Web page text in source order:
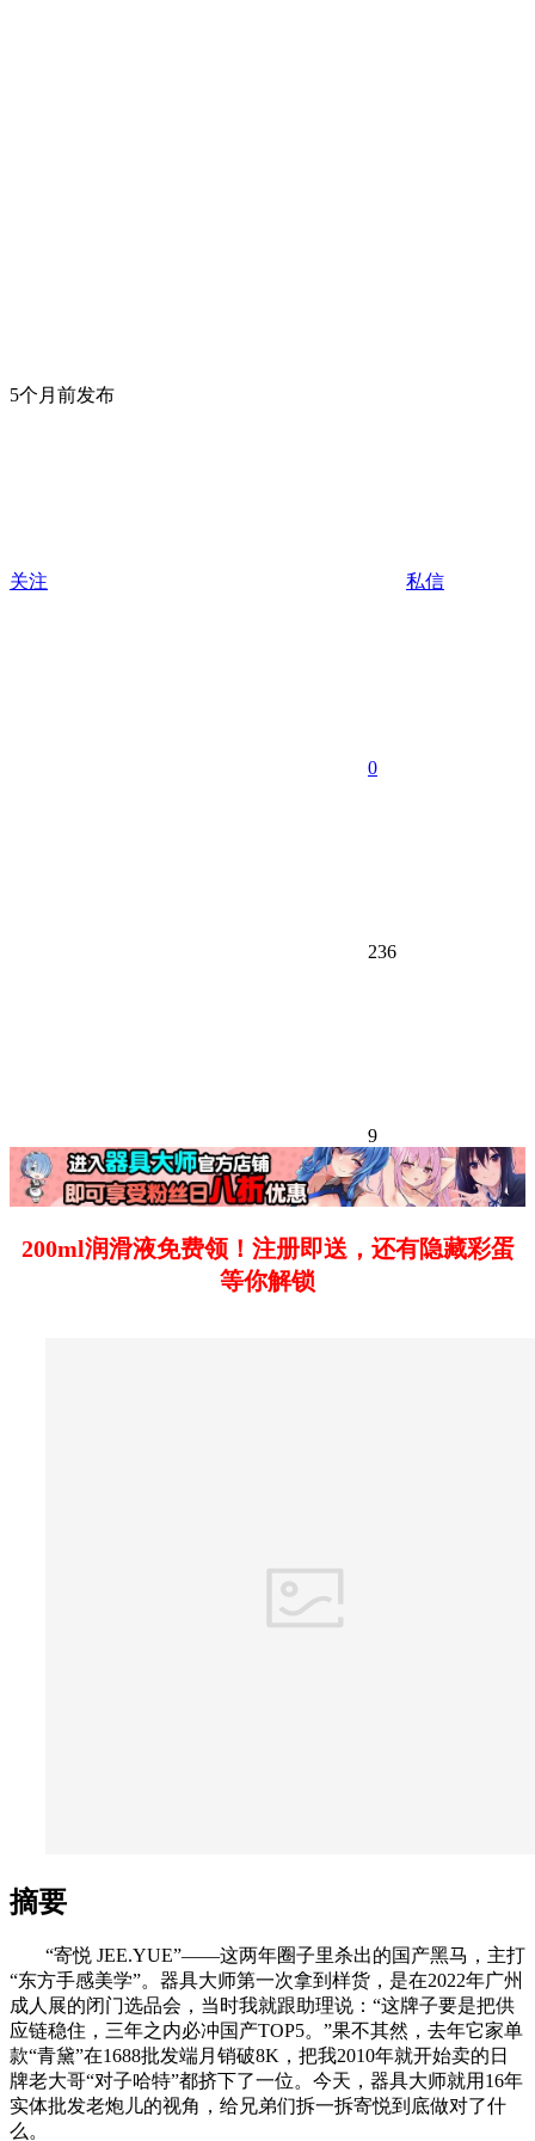
5个月前发布
关注 私信
0
236
9
200ml润滑液免费领！注册即送，还有隐藏彩蛋
等你解锁
摘要
“寄悦 JEE.YUE”——这两年圈子里杀出的国产黑马，主打
“东方手感美学”。器具大师第一次拿到样货，是在2022年广州
成人展的闭门选品会，当时我就跟助理说：“这牌子要是把供
应链稳住，三年之内必冲国产TOP5。”果不其然，去年它家单
款“青黛”在1688批发端月销破8K，把我2010年就开始卖的日
牌老大哥“对子哈特”都挤下了一位。今天，器具大师就用16年
实体批发老炮儿的视角，给兄弟们拆一拆寄悦到底做对了什
么。